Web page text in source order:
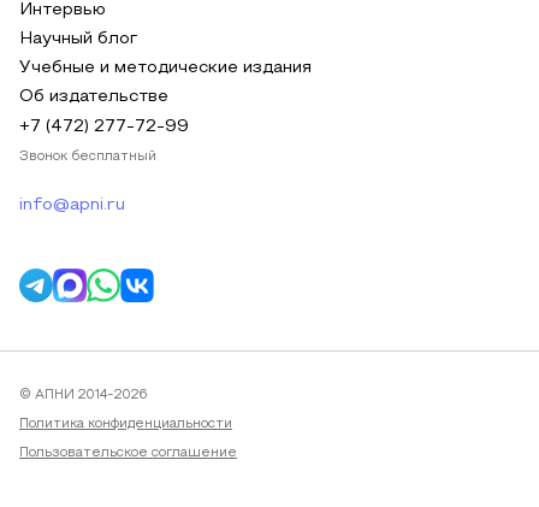
Интервью
Научный блог
Учебные и методические издания
Об издательстве
+7 (472) 277-72-99
Звонок бесплатный
info@apni.ru
© АПНИ 2014-2026
Политика конфиденциальности
Пользовательское соглашение